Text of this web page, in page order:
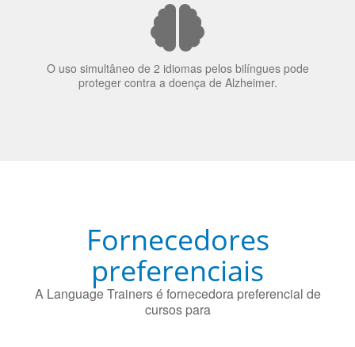
O uso simultâneo de 2 idiomas pelos bilíngues pode
proteger contra a doença de Alzheimer.
Fornecedores
preferenciais
A Language Trainers é fornecedora preferencial de
cursos para